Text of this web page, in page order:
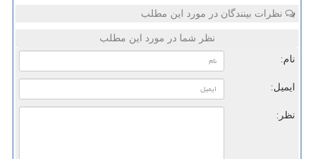
نظرات بینندگان در مورد این مطلب
نظر شما در مورد این مطلب
نام:
ایمیل:
نظر: